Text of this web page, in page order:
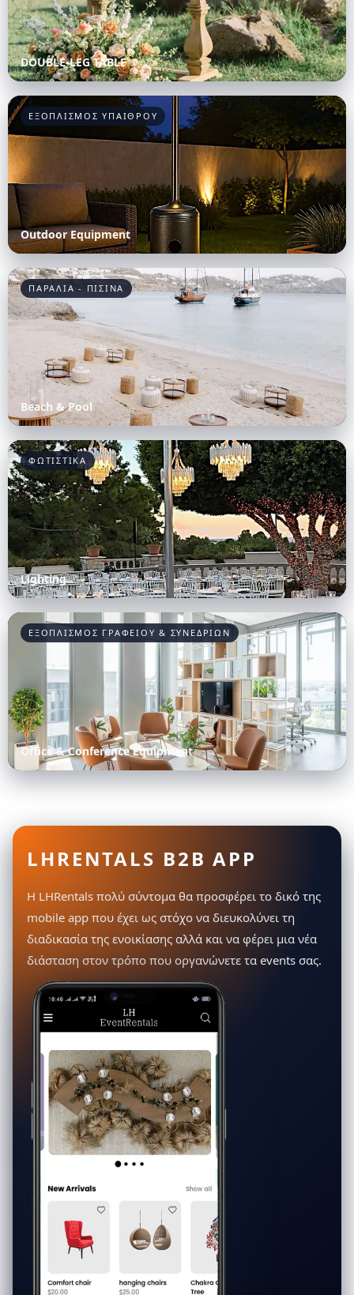
DOUBLE-LEG TABLE
ΕΞΟΠΛΙΣΜΟΣ ΥΠΑΙΘΡΟΥ
Outdoor Equipment
ΠΑΡΑΛΙΑ - ΠΙΣΙΝΑ
Beach & Pool
ΦΩΤΙΣΤΙΚΑ
Lighting
ΕΞΟΠΛΙΣΜΟΣ ΓΡΑΦΕΙΟΥ & ΣΥΝΕΔΡΙΩΝ
Office & Conference Equipment
LHRENTALS B2B APP
Η LHRentals πολύ σύντομα θα προσφέρει το δικό της
mobile app που έχει ως στόχο να διευκολύνει τη
διαδικασία της ενοικίασης αλλά και να φέρει μια νέα
διάσταση στον τρόπο που οργανώνετε τα events σας.